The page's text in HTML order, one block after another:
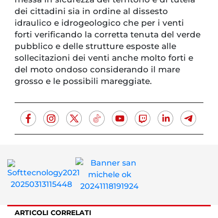
dei cittadini sia in ordine al dissesto
idraulico e idrogeologico che per i venti
forti verificando la corretta tenuta del verde
pubblico e delle strutture esposte alle
sollecitazioni dei venti anche molto forti e
del moto ondoso considerando il mare
grosso e le possibili mareggiate.
ARTICOLI CORRELATI